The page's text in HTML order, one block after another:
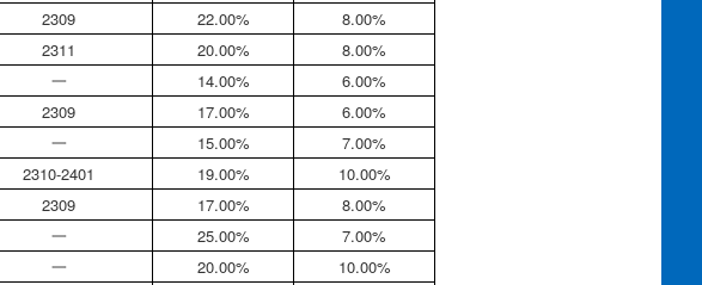
2309
22.00%
8.00%
2311
20.00% 8.00%
一 14.00%
6.00%
2309
17.00% 6.00%
一 15.00%
7.00%
2310-2401
19.00%
10.00%
2309
17.00%
8.00%
一 25.00% 7.00%
一 20.00%
10.00%